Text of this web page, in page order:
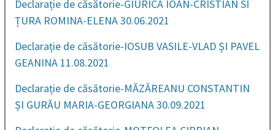
Declarație de căsătorie-GIURICA IOAN-CRISTIAN SI
ȚURA ROMINA-ELENA 30.06.2021
Declarație de căsătorie-IOSUB VASILE-VLAD ȘI PAVEL
GEANINA 11.08.2021
Declarație de căsătorie-MĂZĂREANU CONSTANTIN
ȘI GURĂU MARIA-GEORGIANA 30.09.2021